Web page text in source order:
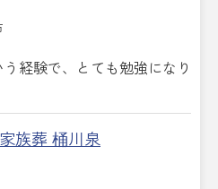
経験で、とても勉強になり
族葬 桶川泉